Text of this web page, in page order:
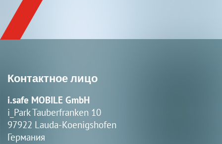
Контактное лицо
i.safe MOBILE GmbH
i_Park Tauberfranken 10
97922 Lauda-Koenigshofen
Германия